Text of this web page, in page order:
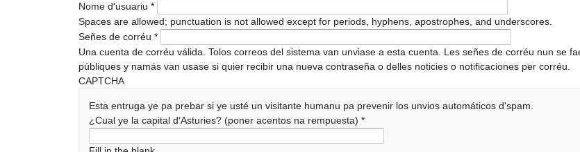
Nome d'usuariu *
Spaces are allowed; punctuation is not allowed except for periods, hyphens, apostrophes, and underscores.
Señes de corréu *
Una cuenta de corréu válida. Tolos correos del sistema van unviase a esta cuenta. Les señes de corréu nun se
públiques y namás van usase si quier recibir una nueva contraseña o delles noticies o notificaciones per corréu.
CAPTCHA
Esta entruga ye pa prebar si ye usté un visitante humanu pa prevenir los unvios automáticos d'spam.
¿Cual ye la capital d'Asturies? (poner acentos na rempuesta)*